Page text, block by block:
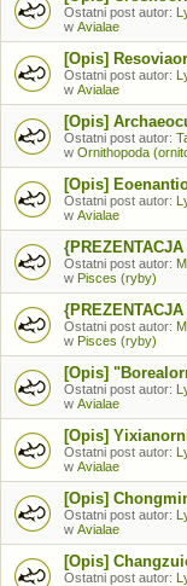
Ostatni post autor:
w Avialae
[Opis]
Ostatni post autor:
w Avialae
[Opis]
Ostatni post autor:
w Ornithopoda
[Opis]
Ostatni post autor:
w Avialae
Ostatni post autor:
w Pisces (ryby)
Ostatni post autor:
w Pisces (ryby)
[Opis]
Ostatni post autor:
w Avialae
[Opis]
Ostatni post autor:
w Avialae
[Opis]
Ostatni post autor:
w Avialae
[Opis]
Ostatni post autor: